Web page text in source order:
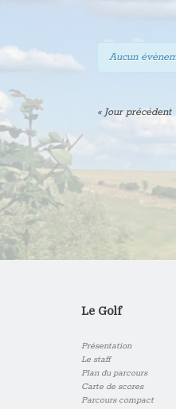
Aucun
«Jour précédent
Le Golf
Présentation
Le staff
Plan du parcours
Carte de scores
Parcours compact